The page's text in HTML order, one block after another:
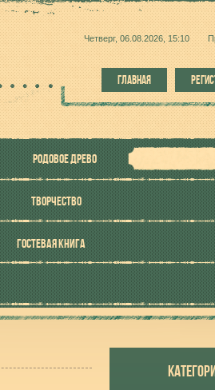
Четверг, 06.08.2026, 15:10
ГЛАВНАЯ
РОДОВОЕ ДРЕВО
ТВОРЧЕСТВО
ГОСТЕВАЯ КНИГА